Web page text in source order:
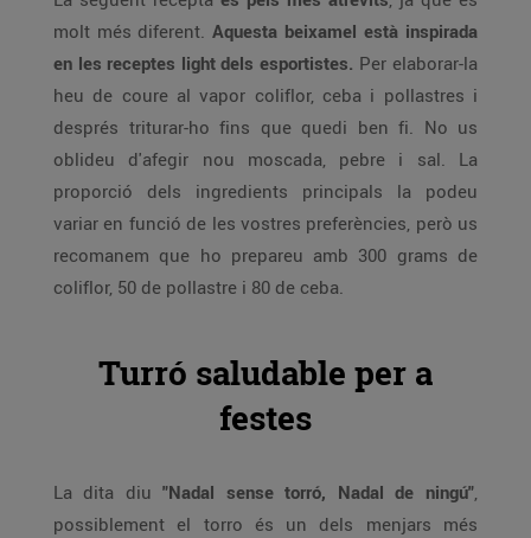
molt més diferent. Aquesta beixamel està inspirada
en les receptes light dels esportistes. Per elaborar-la
heu de coure al vapor coliflor, ceba i pollastres i
després triturar-ho fins que quedi ben fi. No us
oblideu d'afegir nou moscada, pebre i sal. La
proporció dels ingredients principals la podeu
variar en funció de les vostres preferències, però us
recomanem que ho prepareu amb 300 grams de
coliflor, 50 de pollastre i 80 de ceba.
Turró saludable per a
festes
La dita diu "Nadal sense torró, Nadal de ningú",
possiblement el torro és un dels menjars més